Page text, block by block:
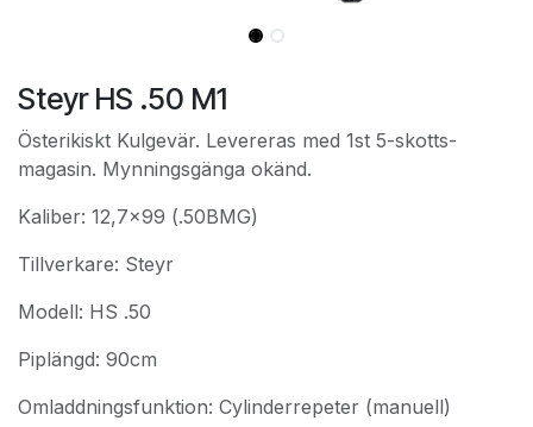
Steyr HS .50 M1
Österikiskt Kulgevär. Levereras med 1st 5-skotts-
magasin. Mynningsgänga okänd.
Kaliber: 12,7x99 (.50BMG)
Tillverkare: Steyr
Modell: HS .50
Piplängd: 90cm
Omladdningsfunktion: Cylinderrepeter (manuell)